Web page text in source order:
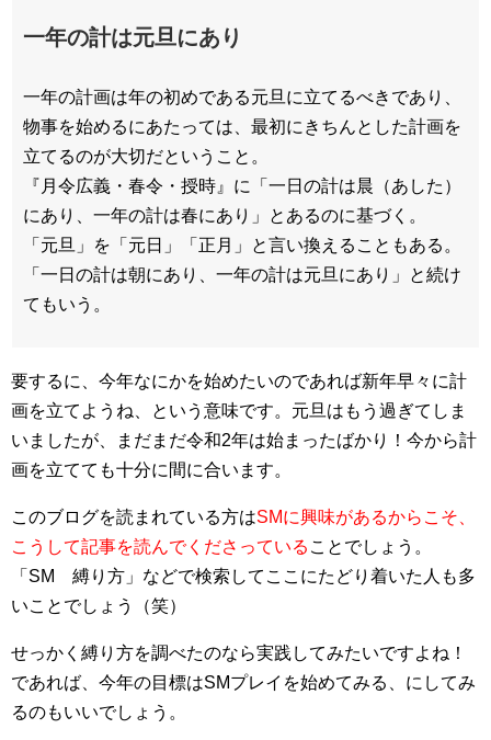
一年の計は元旦にあり
一年の計画は年の初めである元旦に立てるべきであり、
物事を始めるにあたっては、最初にきちんとした計画を
立てるのが大切だということ。
『月令広義・春令・授時』に「一日の計は晨（あした）
にあり、一年の計は春にあり」とあるのに基づく。
「元旦」を「元日」「正月」と言い換えることもある。
「一日の計は朝にあり、一年の計は元旦にあり」と続け
てもいう。
要するに、今年なにかを始めたいのであれば新年早々に計
画を立てようね、という意味です。元旦はもう過ぎてしま
いましたが、まだまだ令和2年は始まったばかり！今から計
画を立てても十分に間に合います。
このブログを読まれている方はSMに興味があるからこそ、
こうして記事を読んでくださっている ことでしょう。
「SM 縛り方」などで検索してここにたどり着いた人も多
いことでしょう（笑）
せっかく縛り方を調べたのなら実践してみたいですよね！
であれば、今年の目標はSMプレイを始めてみる、にしてみ
るのもいいでしょう。